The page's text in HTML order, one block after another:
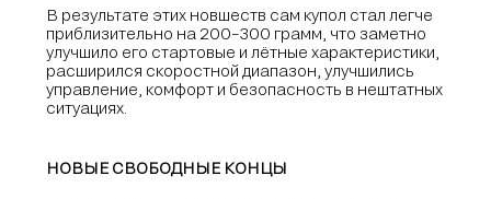
В результате этих новшеств сам купол стал легче
приблизительно на 200−300 грамм, что заметно
улучшило его стартовые и лётные характеристики,
расширился скоростной диапазон, улучшились
управление, комфорт и безопасность в нештатных
ситуациях.
НОВЫЕ СВОБОДНЫЕ КОНЦЫ